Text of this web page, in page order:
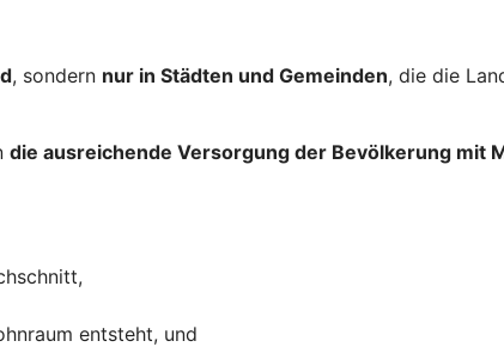
, sondern nur in Städten und Gemeinden, die die
die ausreichende Versorgung der Bevölkerung mit
entsteht, und